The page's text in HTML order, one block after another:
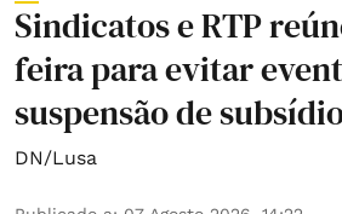
Sindicatos e RTP
feira para evitar
suspensão de
DN/Lusa